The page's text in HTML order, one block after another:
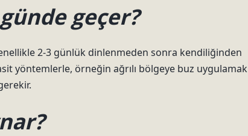
geçer?
2-3 günlük dinlenmeden sonra kendiliğinden
yöntemlerle, örneğin ağrılı bölgeye buz uygulamak